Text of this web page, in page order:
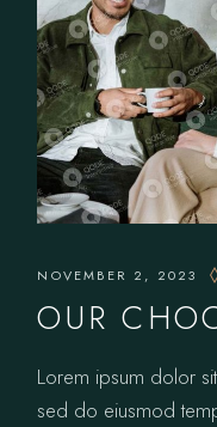
NOVEMBER 2, 2023
OUR
Lorem ipsum dolor
sed do eiusmod